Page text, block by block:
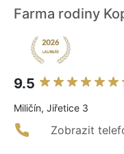
Farma rodiny
9.5
Miličín, Jiřetice 3
Zobrazit